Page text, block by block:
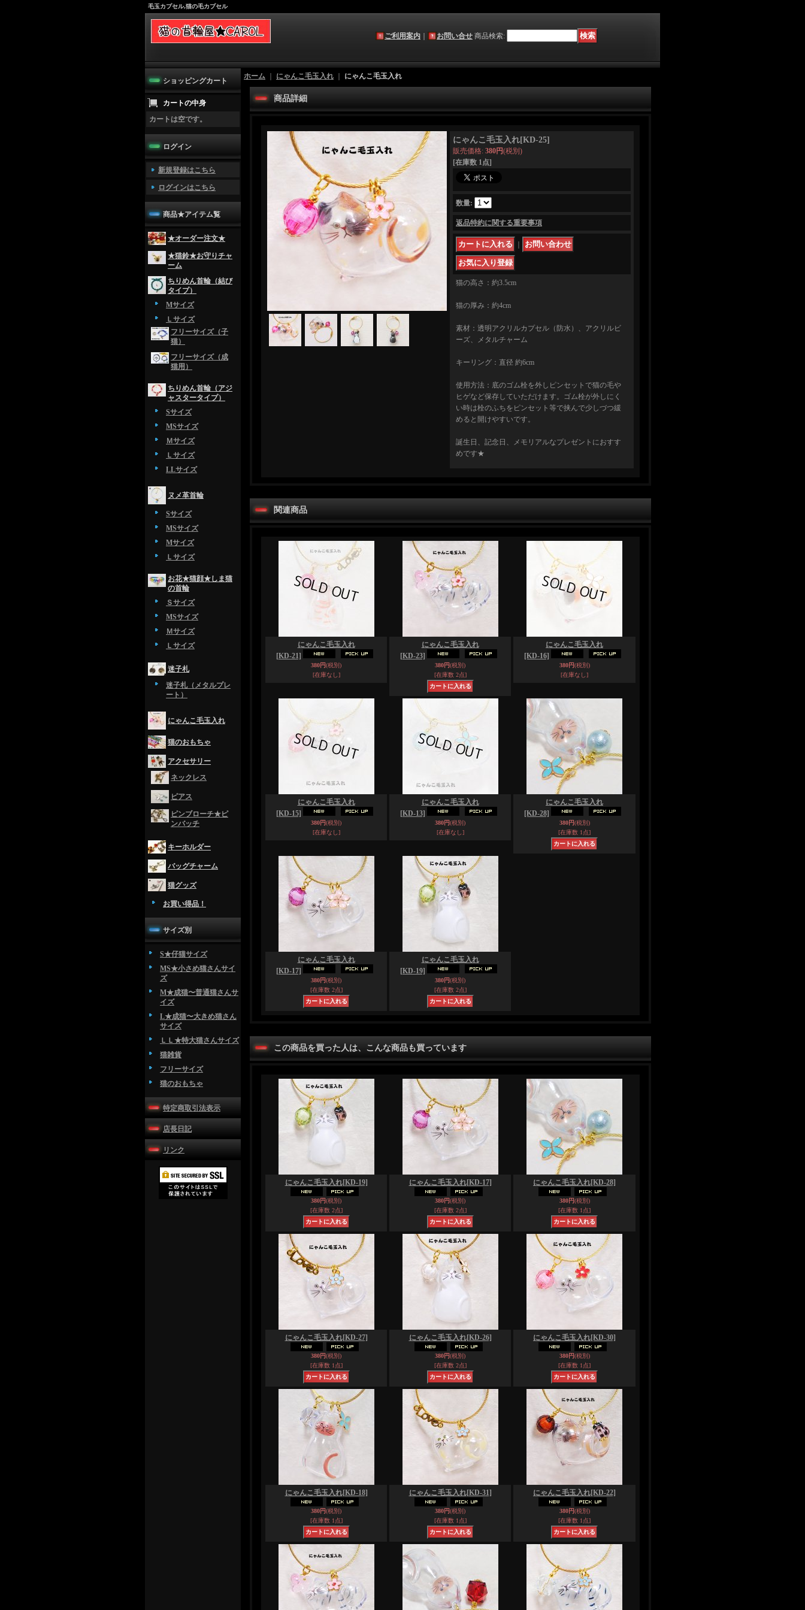
毛玉カプセル,猫の毛カプセル
ご利用案内 お問い合せ 商品検索:
ショッピングカート
カートの中身
カートは空です。
ログイン
新規登録はこちら
ログインはこちら
商品★アイテム覧
★オーダー注文★
★猫鈴★お守りチャ
ーム
ちりめん首輪（結び
タイプ）
Mサイズ
Ｌサイズ
フリーサイズ（子
猫）
フリーサイズ（成
猫用）
ちりめん首輪（アジ
ャスタータイプ）
Sサイズ
MSサイズ
Ｍサイズ
Ｌサイズ
LLサイズ
ヌメ革首輪
Sサイズ
MSサイズ
Mサイズ
Ｌサイズ
お花★猫顔★しま猫
の首輪
Ｓサイズ
MSサイズ
Ｍサイズ
Ｌサイズ
迷子札
迷子札（メタルプレ
ート）
にゃんこ毛玉入れ
猫のおもちゃ
アクセサリー
ネックレス
ピアス
ピンブローチ★ピ
ンバッチ
キーホルダー
バッグチャーム
猫グッズ
お買い得品！
サイズ別
S★仔猫サイズ
MS★小さめ猫さんサイ
ズ
M★成猫〜普通猫さんサ
イズ
L★成猫〜大きめ猫さん
サイズ
ＬＬ★特大猫さんサイズ
猫雑貨
フリーサイズ
猫のおもちゃ
特定商取引法表示
店長日記
リンク
ホーム にゃんこ毛玉入れ にゃんこ毛玉入れ
商品詳細
にゃんこ毛玉入れ[KD-25]
販売価格: 380円(税別)
[在庫数 1点]
数量:
返品特約に関する重要事項
猫の高さ：約3.5cm
猫の厚み：約4cm
素材：透明アクリルカプセル（防水）、アクリルビ
ーズ、メタルチャーム
キーリング：直径 約6cm
使用方法：底のゴム栓を外しピンセットで猫の毛や
ヒゲなど保存していただけます。ゴム栓が外しにく
い時は栓のふちをピンセット等で挟んで少しづつ緩
めると開けやすいです。
誕生日、記念日、メモリアルなプレゼントにおすす
めです★
関連商品
にゃんこ毛玉入れ
[KD-21]
380円(税別)
[在庫なし]
にゃんこ毛玉入れ
[KD-23]
380円(税別)
[在庫数 2点]
にゃんこ毛玉入れ
[KD-16]
380円(税別)
[在庫なし]
にゃんこ毛玉入れ
[KD-15]
380円(税別)
[在庫なし]
にゃんこ毛玉入れ
[KD-13]
380円(税別)
[在庫なし]
にゃんこ毛玉入れ
[KD-28]
380円(税別)
[在庫数 1点]
にゃんこ毛玉入れ
[KD-17]
380円(税別)
[在庫数 2点]
にゃんこ毛玉入れ
[KD-19]
380円(税別)
[在庫数 2点]
この商品を買った人は、こんな商品も買っています
にゃんこ毛玉入れ[KD-19]
380円(税別)
[在庫数 2点]
にゃんこ毛玉入れ[KD-17]
380円(税別)
[在庫数 2点]
にゃんこ毛玉入れ[KD-28]
380円(税別)
[在庫数 1点]
にゃんこ毛玉入れ[KD-27]
380円(税別)
[在庫数 1点]
にゃんこ毛玉入れ[KD-26]
380円(税別)
[在庫数 2点]
にゃんこ毛玉入れ[KD-30]
380円(税別)
[在庫数 1点]
にゃんこ毛玉入れ[KD-18]
380円(税別)
[在庫数 1点]
にゃんこ毛玉入れ[KD-31]
380円(税別)
[在庫数 1点]
にゃんこ毛玉入れ[KD-22]
380円(税別)
[在庫数 1点]